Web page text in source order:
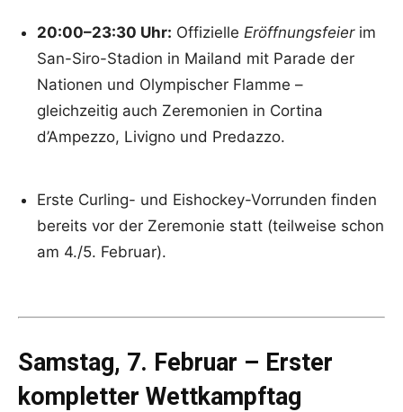
20:00–23:30 Uhr: Offizielle Eröffnungsfeierim
San-Siro-Stadion in Mailand mit Parade der
Nationen und Olympischer Flamme –
gleichzeitig auch Zeremonien in Cortina
d’Ampezzo, Livigno und Predazzo.
Erste Curling- und Eishockey-Vorrunden finden
bereits vor der Zeremonie statt (teilweise schon
am 4./5. Februar).
Samstag, 7. Februar – Erster
kompletter Wettkampftag